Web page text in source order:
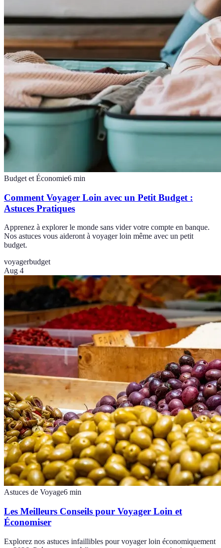
Budget et Économie6 min
Comment Voyager Loin avec un Petit Budget :
Astuces Pratiques
Apprenez à explorer le monde sans vider votre compte en banque.
Nos astuces vous aideront à voyager loin même avec un petit
budget.
voyagerbudget
Aug 4
Astuces de Voyage6 min
Les Meilleurs Conseils pour Voyager Loin et
Économiser
Explorez nos astuces infaillibles pour voyager loin économiquement